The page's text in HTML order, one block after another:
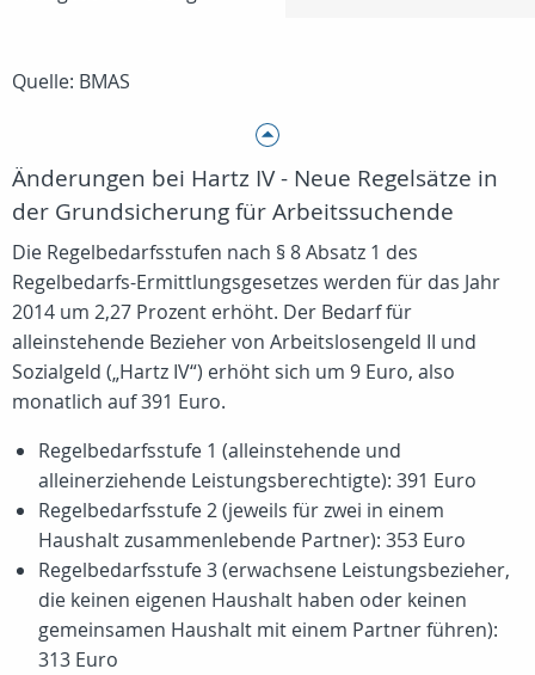
Quelle: BMAS
Änderungen bei Hartz IV - Neue Regelsätze in
der Grundsicherung für Arbeitssuchende
Die Regelbedarfsstufen nach § 8 Absatz 1 des
Regelbedarfs-Ermittlungsgesetzes werden für das Jahr
2014 um 2,27 Prozent erhöht. Der Bedarf für
alleinstehende Bezieher von Arbeitslosengeld II und
Sozialgeld („Hartz IV“) erhöht sich um 9 Euro, also
monatlich auf 391 Euro.
Regelbedarfsstufe 1 (alleinstehende und
alleinerziehende Leistungsberechtigte): 391 Euro
Regelbedarfsstufe 2 (jeweils für zwei in einem
Haushalt zusammenlebende Partner): 353 Euro
Regelbedarfsstufe 3 (erwachsene Leistungsbezieher,
die keinen eigenen Haushalt haben oder keinen
gemeinsamen Haushalt mit einem Partner führen):
313 Euro